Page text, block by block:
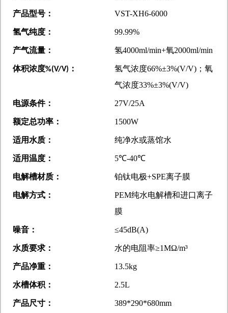
产品型号： VST-XH6-6000
氢气纯度： 99.99%
产气流量： 氢4000ml/min+氧2000ml/min
体积浓度%(V/V) ： 氢气浓度66%±3%(V/V) ；氧
气浓度33%±3%(V/V)
电源条件： 27V/25A
额定总功率： 1500W
适用水质： 纯净水或蒸馆水
适用温度： 5℃-40℃
电解槽材质： 铂钛电极+SPE离子膜
电解方式： PEM纯水电解槽和进口离子
膜
噪音： ≤45dB(A)
水质要求： 水的电阻率≥1MΩ/m³
产品净重： 13.5kg
水槽体积： 2.5L
产品尺寸： 389*290*680mm